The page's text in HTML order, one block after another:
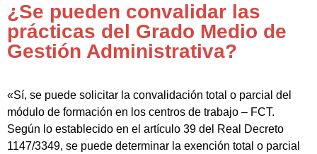
¿Se pueden convalidar las
prácticas del Grado Medio de
Gestión Administrativa?
«Sí, se puede solicitar la convalidación total o parcial del
módulo de formación en los centros de trabajo – FCT.
Según lo establecido en el artículo 39 del Real Decreto
1147/3349, se puede determinar la exención total o parcial